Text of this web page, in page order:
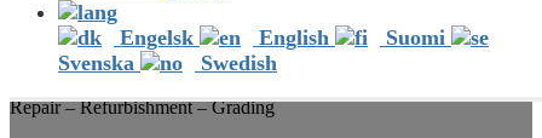
Engelsk English
Suomi
Svenska
Swedish
Asset Recovery
Repair – Refurbishment – Grading